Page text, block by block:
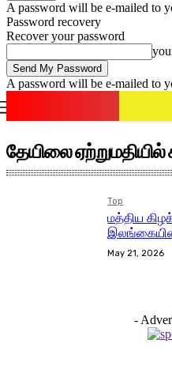
A password will be e-mailed to
Password recovery
Recover your password
A password will be e-mailed to
தேயிலை ஏற்றுமதியில்
Top
மத்திய
இலங்கையின்
May 21, 2026
-